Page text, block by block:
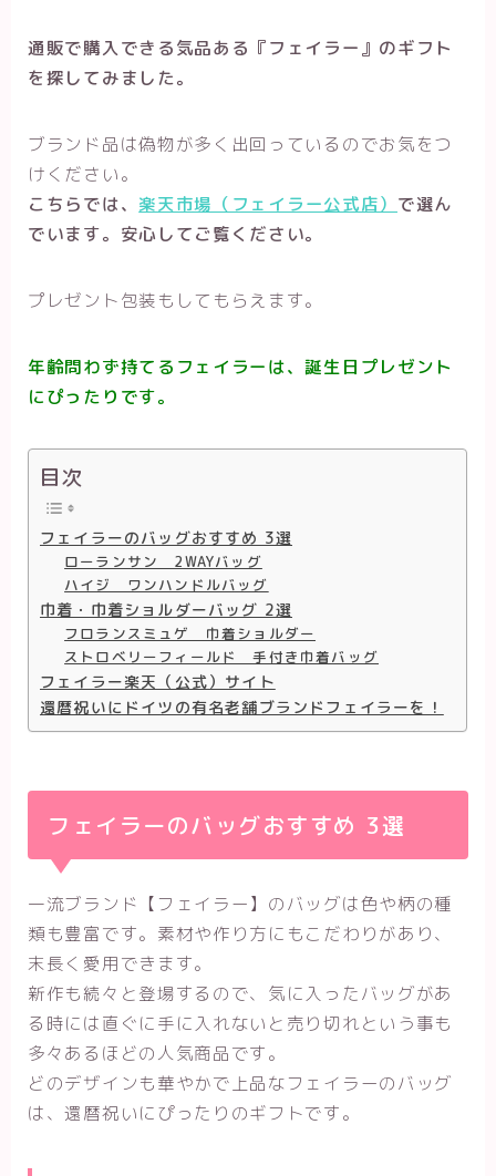
通販で購入できる気品ある『フェイラー』のギフト
を探してみました。
ブランド品は偽物が多く出回っているのでお気をつ
けください。
こちらでは、 楽天市場（フェイラー公式店） で選ん
でいます。安心してご覧ください。
プレゼント包装もしてもらえます。
年齢問わず持てるフェイラーは、誕生日プレゼント
にぴったりです。
目次
フェイラーのバッグおすすめ 3選
ローランサン 2WAYバッグ
ハイジ ワンハンドルバッグ
巾着・巾着ショルダーバッグ 2選
フロランスミュゲ 巾着ショルダー
ストロベリーフィールド 手付き巾着バッグ
フェイラー楽天（公式）サイト
還暦祝いにドイツの有名老舗ブランドフェイラーを！
フェイラーのバッグおすすめ 3選
一流ブランド【フェイラー】のバッグは色や柄の種
類も豊富です。素材や作り方にもこだわりがあり、
末長く愛用できます。
新作も続々と登場するので、気に入ったバッグがあ
る時には直ぐに手に入れないと売り切れという事も
多々あるほどの人気商品です。
どのデザインも華やかで上品なフェイラーのバッグ
は、還暦祝いにぴったりのギフトです。